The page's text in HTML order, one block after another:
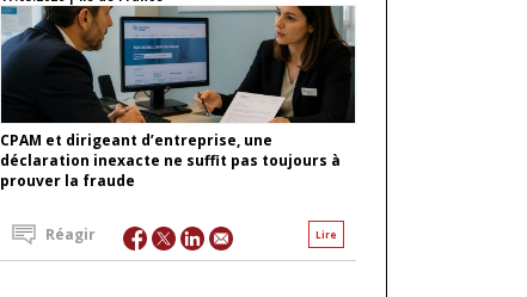
CPAM et dirigeant d’entreprise, une
déclaration inexacte ne suffit pas toujours à
prouver la fraude
Lire
Réagir